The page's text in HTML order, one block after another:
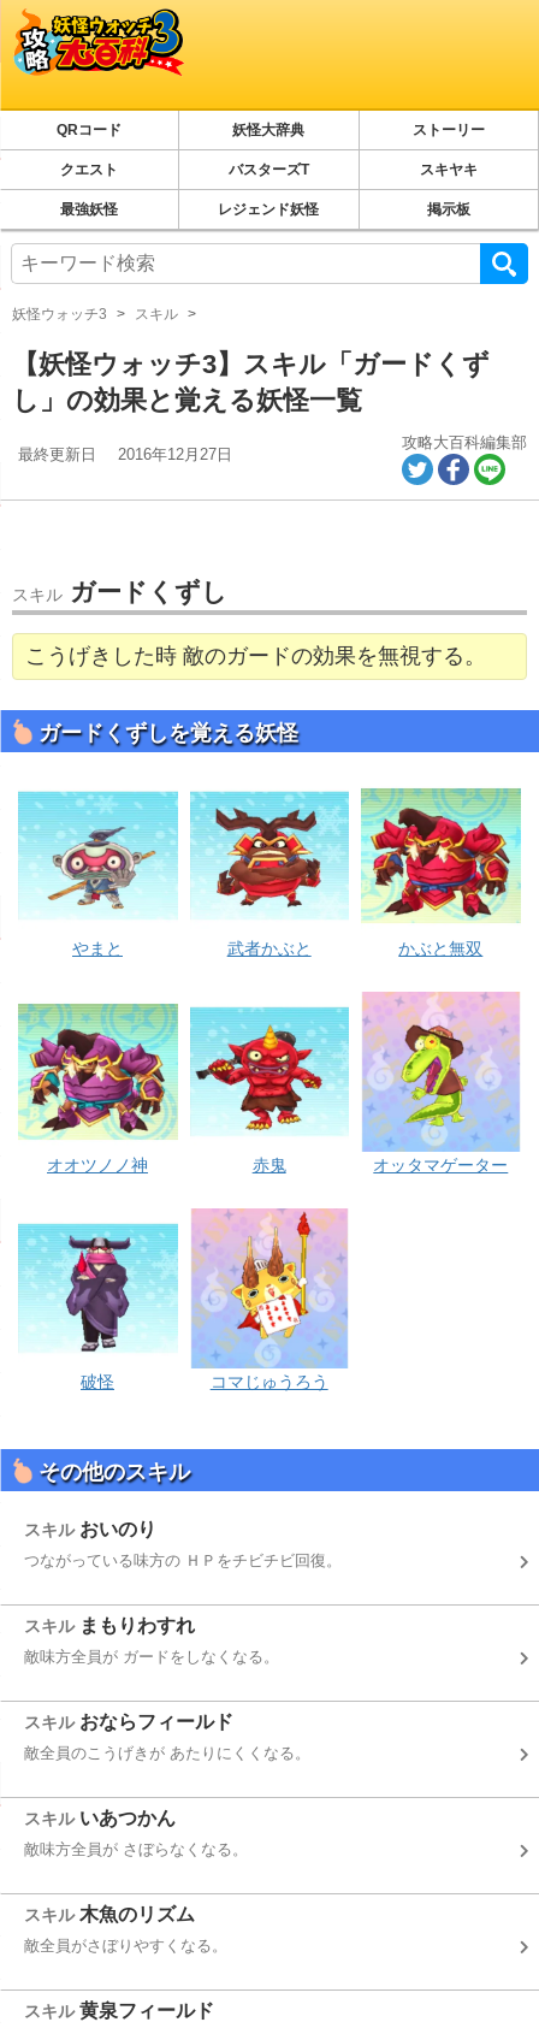
QRコード 妖怪大辞典 ストーリー
クエスト バスターズT スキヤキ
最強妖怪 レジェンド妖怪 掲示板
妖怪ウォッチ3 スキル
【妖怪ウォッチ3】スキル「ガードくず
し」の効果と覚える妖怪一覧
最終更新日 2016年12月27日
攻略大百科編集部
スキル ガードくずし
こうげきした時 敵のガードの効果を無視する。
ガードくずしを覚える妖怪
やまと 武者かぶと かぶと無双
オオツノノ神 赤鬼 オッタマゲーター
破怪 コマじゅうろう
その他のスキル
スキルおいのり
つながっている味方の ＨＰをチビチビ回復。
スキルまもりわすれ
敵味方全員が ガードをしなくなる。
スキルおならフィールド
敵全員のこうげきが あたりにくくなる。
スキルいあつかん
敵味方全員が さぼらなくなる。
スキル木魚のリズム
敵全員がさぼりやすくなる。
スキル黄泉フィールド